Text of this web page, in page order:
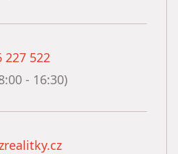
227 522
- 16:30)